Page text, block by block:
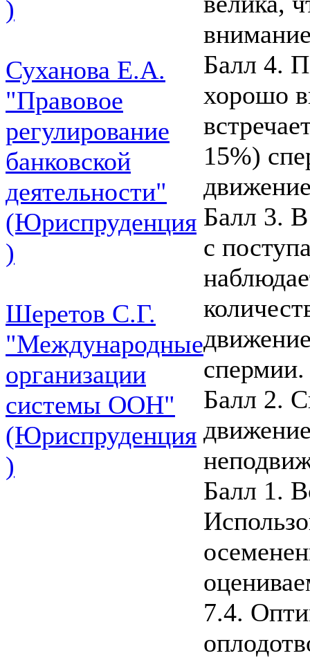
)
Суханова Е.А.
"Правовое
регулирование
банковской
деятельности"
(Юриспруденция
)
Шеретов С.Г.
"Международные
организации
системы ООН"
(Юриспруденция
)
Балл 4.
хорошо
15%)
Балл 3.
с
спермии.
Балл 2.
Балл 1.
7.4.